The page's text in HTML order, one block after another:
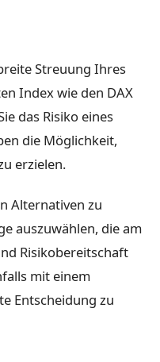
Streuung Ihres
Index wie den DAX
das Risiko eines
die Möglichkeit,
erzielen.
Alternativen zu
auszuwählen, die am
Risikobereitschaft
mit einem
Entscheidung zu